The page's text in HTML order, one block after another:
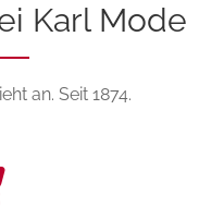
Karl Mode
an. Seit 1874.